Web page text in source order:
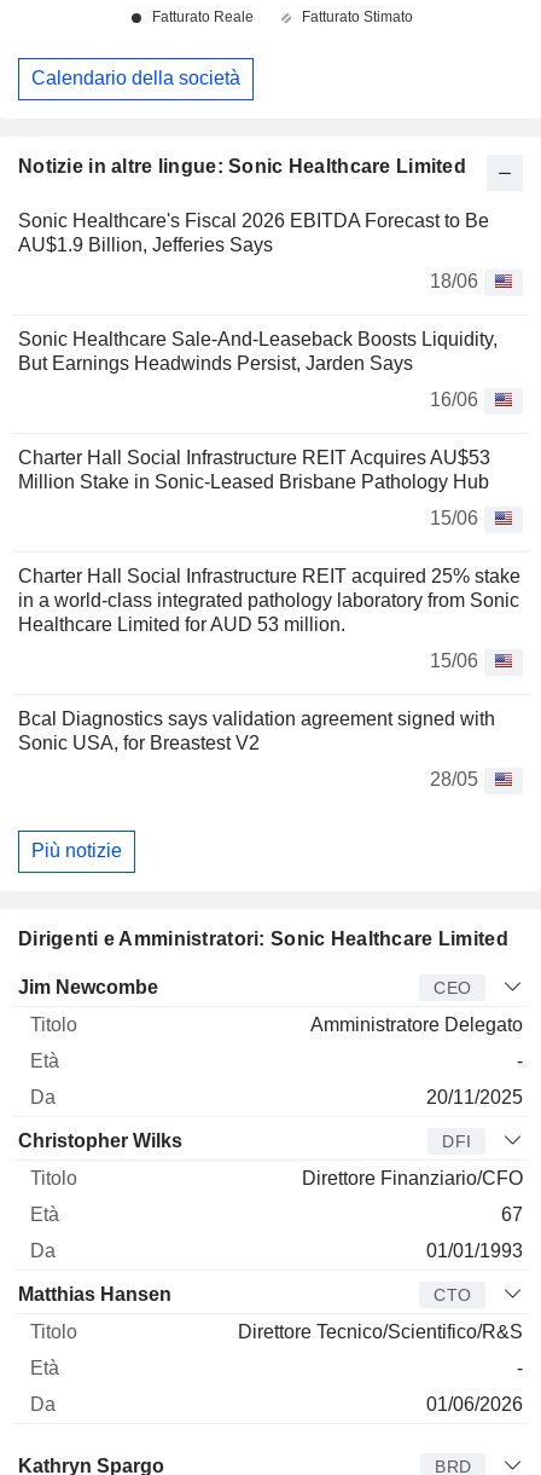
Notizie in altre lingue: Sonic Healthcare Limited
Sonic Healthcare's Fiscal 2026 EBITDA Forecast to Be
AU$1.9 Billion, Jefferies Says
18/06
Sonic Healthcare Sale-And-Leaseback Boosts Liquidity,
But Earnings Headwinds Persist, Jarden Says
16/06
Charter Hall Social Infrastructure REIT Acquires AU$53
Million Stake in Sonic-Leased Brisbane Pathology Hub
15/06
Charter Hall Social Infrastructure REIT acquired 25% stake
in a world-class integrated pathology laboratory from Sonic
Healthcare Limited for AUD 53 million.
15/06
Bcal Diagnostics says validation agreement signed with
Sonic USA, for Breastest V2
28/05
Più notizie
Dirigenti e Amministratori: Sonic Healthcare Limited
Manager Titolo
Jim Newcombe CEO
Amministratore Delegato
-
20/11/2025
Christopher Wilks DFI
Direttore Finanziario/CFO
67
01/01/1993
Matthias Hansen CTO
Direttore Tecnico/Scientifico/R&S
-
01/06/2026
Amministratore Titolo
Kathryn Spargo BRD
Calendario della società